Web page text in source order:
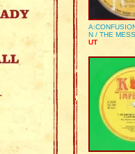
N / THE
UT